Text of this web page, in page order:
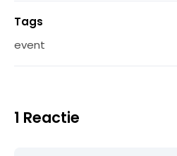
Tags
event
1 Reactie